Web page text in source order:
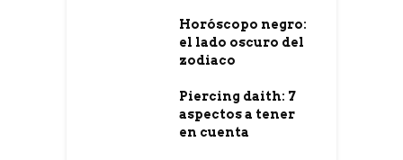
Horóscopo negro:
el lado oscuro del
zodiaco
Piercing daith: 7
aspectos a tener
en cuenta